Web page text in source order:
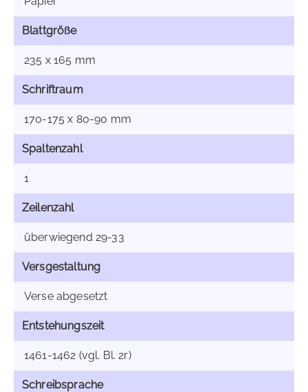
Blattgröße
235 x 165 mm
Schriftraum
170-175 x 80-90 mm
Spaltenzahl
1
Zeilenzahl
überwiegend 29-33
Versgestaltung
Verse abgesetzt
Entstehungszeit
1461-1462 (vgl. Bl. 2r)
Schreibsprache